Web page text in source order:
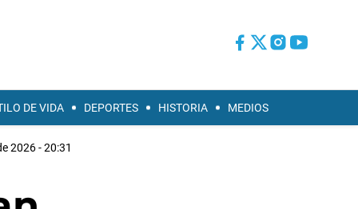
DE VIDA DEPORTES HISTORIA MEDIOS
2026 - 20:31